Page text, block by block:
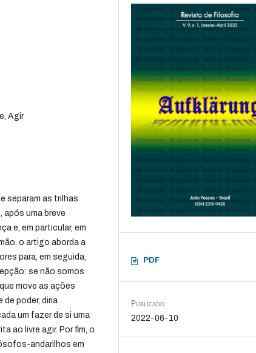
Agir
separam as trilhas
uma breve
e, em particular, em
o artigo aborda a
para, em seguida,
se não somos
move as ações
de poder, diria
um fazer de si uma
ao livre agir. Por fim, o
andarilhos em
PDF
Publicado
2022-06-10